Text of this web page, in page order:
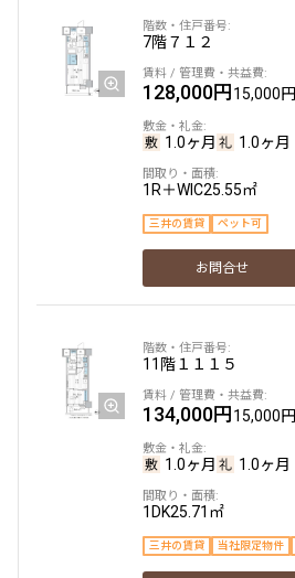
7階７１２
128,000円15,000円
1.0ヶ月 1.0ヶ月
1R＋WIC25.55㎡
三井の賃貸 ペット可
お問合せ
11階１１１５
134,000円15,000円
1.0ヶ月 1.0ヶ月
1DK25.71㎡
三井の賃貸 当社限定物件